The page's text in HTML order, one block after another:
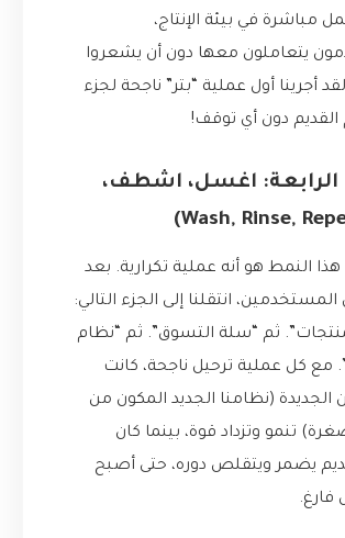
مباشرة في بيئة الإنتاج،
يتعاملون معها دون أن يشعروا
أجرينا أول عملية “بتر” ناجحة لجزء
القديم دون أي توقف!
الرابعة: اغسل، اشطف،
النمط هو أنه عملية تكرارية. بعد
انتقلنا إلى الجزء التالي:
ثم “سلة التسوق”. ثم “نظام
مع كل عملية ترحيل ناجحة، كانت
الجديدة (نظامنا الجديد المكون من
تنمو وتزداد قوة، بينما كان
يضمر ويتقلص دوره، حتى أصبح
فارغ.